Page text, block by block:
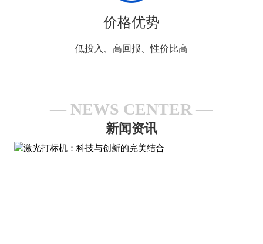
价格优势
低投入、高回报、性价比高
NEWS CENTER
新闻资讯